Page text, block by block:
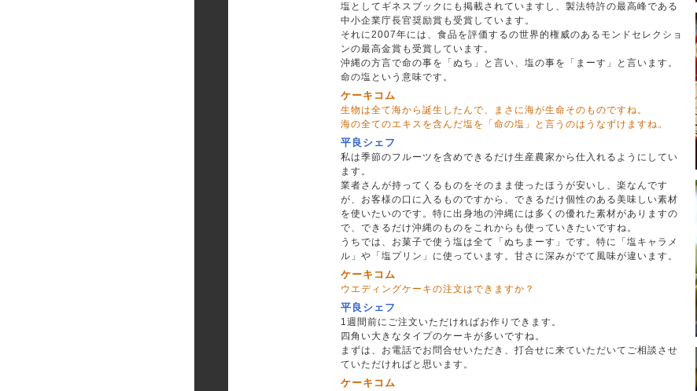
塩としてギネスブックにも掲載されていますし、製法特許の最高峰である
中小企業庁長官奨励賞も受賞しています。
それに2007年には、食品を評価するの世界的権威のあるモンドセレクショ
ンの最高金賞も受賞しています。
沖縄の方言で命の事を「ぬち」と言い、塩の事を「まーす」と言います。
命の塩という意味です。
ケーキコム
生物は全て海から誕生したんで、まさに海が生命そのものですね。
海の全てのエキスを含んだ塩を「命の塩」と言うのはうなずけますね。
平良シェフ
私は季節のフルーツを含めできるだけ生産農家から仕入れるようにしてい
ます。
業者さんが持ってくるものをそのまま使ったほうが安いし、楽なんです
が、お客様の口に入るものですから、できるだけ個性のある美味しい素材
を使いたいのです。特に出身地の沖縄には多くの優れた素材がありますの
で、できるだけ沖縄のものをこれからも使っていきたいですね。
うちでは、お菓子で使う塩は全て「ぬちまーす」です。特に「塩キャラメ
ル」や「塩プリン」に使っています。甘さに深みがでて風味が違います。
ケーキコム
ウエディングケーキの注文はできますか？
平良シェフ
1週間前にご注文いただければお作りできます。
四角い大きなタイプのケーキが多いですね。
まずは、お電話でお問合せいただき、打合せに来ていただいてご相談させ
ていただければと思います。
ケーキコム